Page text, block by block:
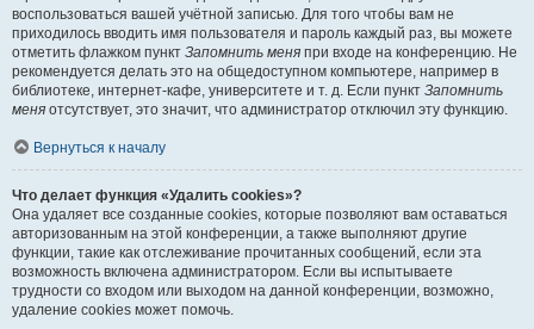
воспользоваться вашей учётной записью. Для того чтобы вам не
приходилось вводить имя пользователя и пароль каждый раз, вы можете
отметить флажком пункт Запомнить меня при входе на конференцию. Не
рекомендуется делать это на общедоступном компьютере, например в
библиотеке, интернет-кафе, университете и т. д. Если пункт Запомнить
меня отсутствует, это значит, что администратор отключил эту функцию.
Вернуться к началу
Что делает функция «Удалить cookies»?
Она удаляет все созданные cookies, которые позволяют вам оставаться
авторизованным на этой конференции, а также выполняют другие
функции, такие как отслеживание прочитанных сообщений, если эта
возможность включена администратором. Если вы испытываете
трудности со входом или выходом на данной конференции, возможно,
удаление cookies может помочь.